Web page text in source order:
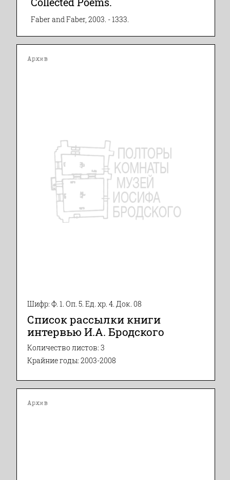
Faber and Faber, 2003. - 1333.
Архив
Шифр: Ф. 1. Оп. 5. Ед. хр. 4. Док. 08
Список рассылки книги
интервью И.А. Бродского
Количество листов: 3
Крайние годы: 2003-2008
Архив